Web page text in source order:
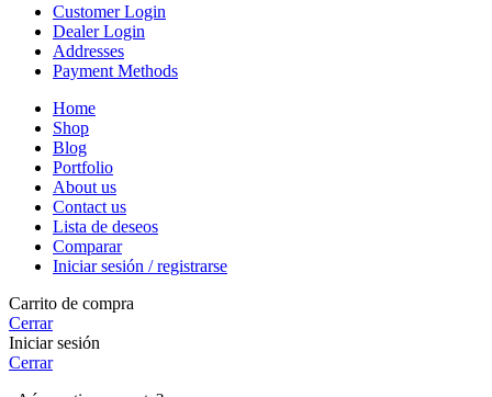
Customer Login
Dealer Login
Addresses
Payment Methods
Home
Shop
Blog
Portfolio
About us
Contact us
Lista de deseos
Comparar
Iniciar sesión / registrarse
Carrito de compra
Cerrar
Iniciar sesión
Cerrar